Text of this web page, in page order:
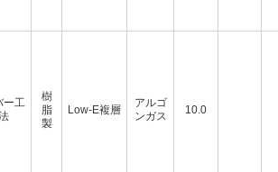
ー工
樹
脂
製
Low-E複層
アルゴ
ンガス
10.0